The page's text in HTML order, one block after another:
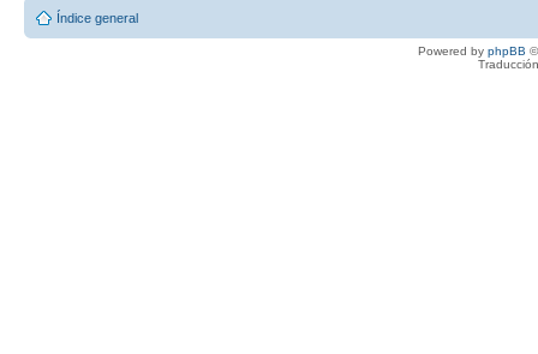
Índice general
Powered by phpBB